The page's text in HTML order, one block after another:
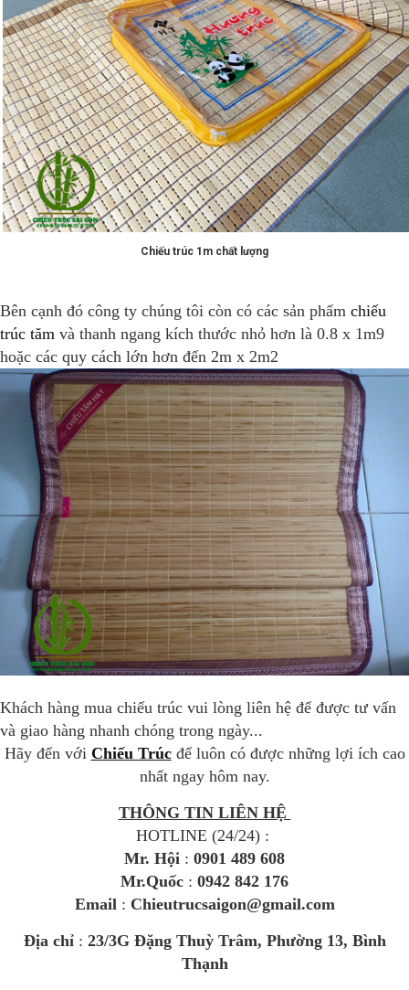
Chiếu trúc 1m chất lượng
Bên cạnh đó công ty chúng tôi còn có các sản phẩm chiếu
trúc tăm và thanh ngang kích thước nhỏ hơn là 0.8 x 1m9
hoặc các quy cách lớn hơn đến 2m x 2m2
Khách hàng mua chiếu trúc vui lòng liên hệ để được tư vấn
và giao hàng nhanh chóng trong ngày...
Hãy đến với Chiếu Trúc để luôn có được những lợi ích cao
nhất ngay hôm nay.
THÔNG TIN LIÊN HỆ
HOTLINE (24/24) :
Mr. Hội : 0901 489 608
Mr.Quốc : 0942 842 176
Email: Chieutrucsaigon@gmail.com​
Địa chỉ: 23/3G Đặng Thuỳ Trâm, Phường 13, Bình
Thạnh